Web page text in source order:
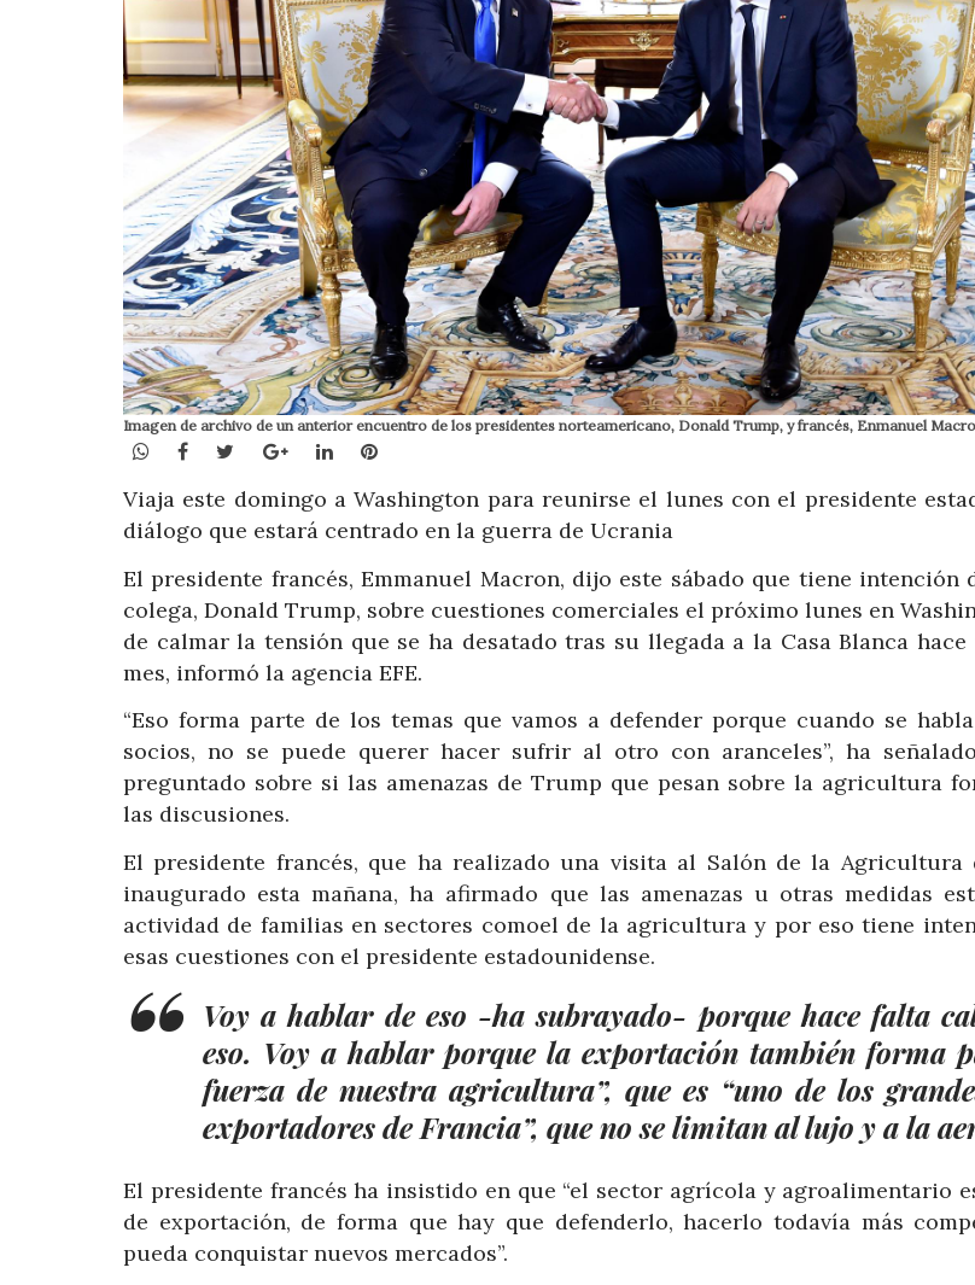
Imagen de archivo de un anterior encuentro de los presidentes norteamericano, Donald Trump, y francés, Enmanuel
WhatsApp
Facebook
TwitterGoogle+LinkedInPinterest
Viaja este domingo a Washington para reunirse el lunes con el presidente
diálogo que estará centrado en la guerra de Ucrania
El presidente francés, Emmanuel Macron, dijo este sábado que tiene intención
colega, Donald Trump, sobre cuestiones comerciales el próximo lunes en
de calmar la tensión que se ha desatado tras su llegada a la Casa Blanca
mes, informó la agencia EFE.
“Eso forma parte de los temas que vamos a defender porque cuando se
socios, no se puede querer hacer sufrir al otro con aranceles”, ha
preguntado sobre si las amenazas de Trump que pesan sobre la agricultura
las discusiones.
El presidente francés, que ha realizado una visita al Salón de la Agricultura
inaugurado esta mañana, ha afirmado que las amenazas u otras medidas
actividad de familias en sectores comoel de la agricultura y por eso tiene
esas cuestiones con el presidente estadounidense.
Voy a hablar de eso -ha subrayado- porque hace falta
eso. Voy a hablar porque la exportación también forma
fuerza de nuestra agricultura”, que es “uno de los
exportadores de Francia”, que no se limitan al lujo y a la
El presidente francés ha insistido en que “el sector agrícola y agroalimentario
de exportación, de forma que hay que defenderlo, hacerlo todavía más
pueda conquistar nuevos mercados”.